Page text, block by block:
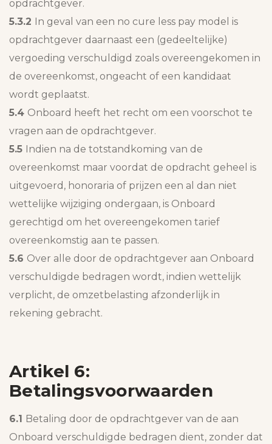
opdrachtgever.
5.3.2
In geval van een no cure less pay model is
opdrachtgever daarnaast een (gedeeltelijke)
vergoeding verschuldigd zoals overeengekomen in
de overeenkomst, ongeacht of een kandidaat
wordt geplaatst.
5.4 Onboard heeft het recht om een voorschot te
vragen aan de opdrachtgever.
5.5 Indien na de totstandkoming van de
overeenkomst maar voordat de opdracht geheel is
uitgevoerd, honoraria of prijzen een al dan niet
wettelijke wijziging ondergaan, is Onboard
gerechtigd om het overeengekomen tarief
overeenkomstig aan te passen.
5.6 Over alle door de opdrachtgever aan Onboard
verschuldigde bedragen wordt, indien wettelijk
verplicht, de omzetbelasting afzonderlijk in
rekening gebracht.
Artikel 6:
Betalingsvoorwaarden
6.1
Betaling door de opdrachtgever van de aan
Onboard verschuldigde bedragen dient, zonder dat